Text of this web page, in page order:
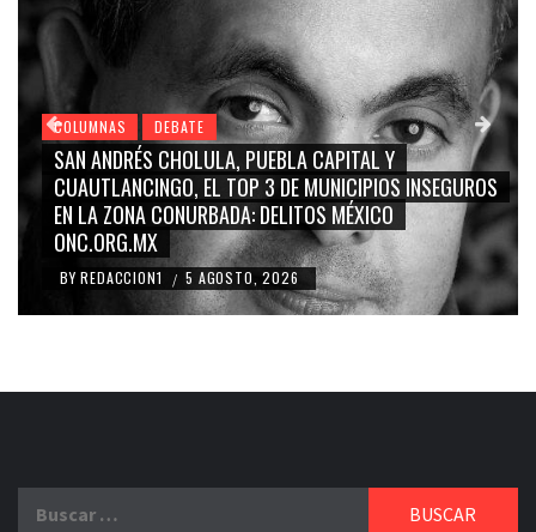
INSEGUROS
COLUMNAS DEBATE
GRACE PALOMARES, NAY SALVATORI,
CARMEN SALINAS “LA CORCHOLATA”,
BLANCO, SILVIA PINAL: LA TRIVIALIZACIÓN
RIDICULIZACIÓN DE LA REPRESENTACIÓN
BY REDACCION1 4 AGOSTO, 2026